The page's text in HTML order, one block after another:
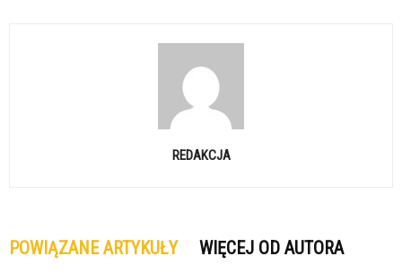
REDAKCJA
POWIĄZANE ARTYKUŁY WIĘCEJ OD AUTORA